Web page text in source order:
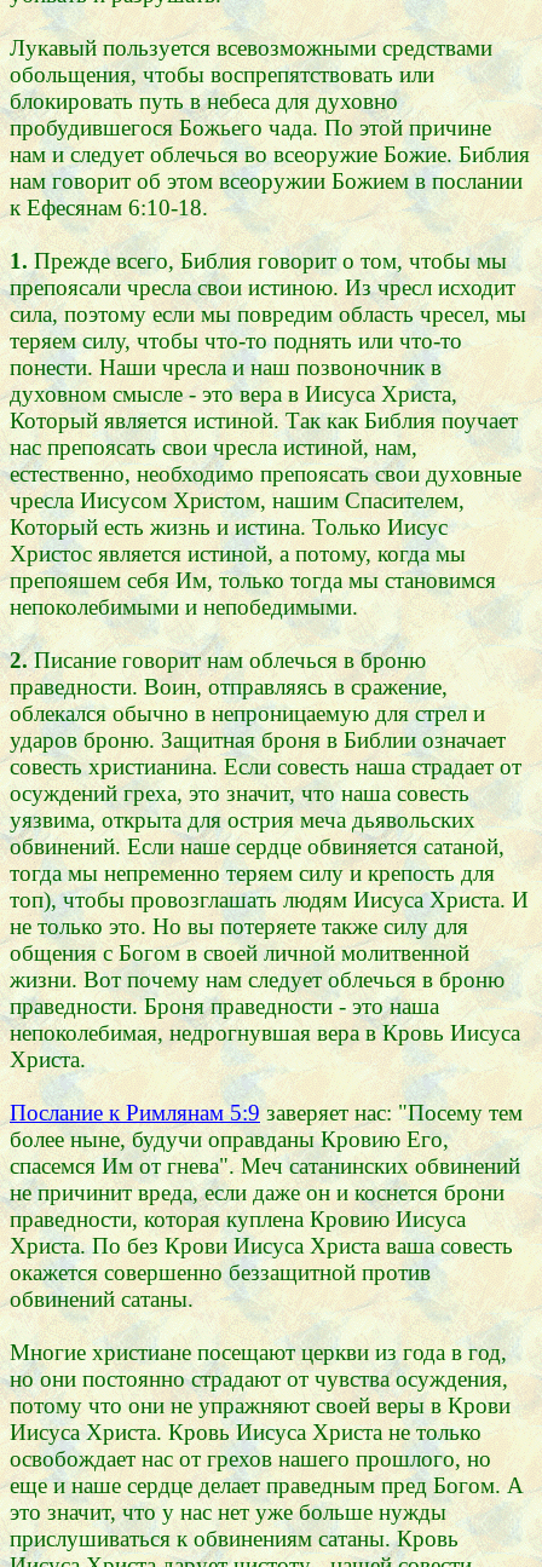
Лукавый пользуется всевозможными средствами
обольщения, чтобы воспрепятствовать или
блокировать путь в небеса для духовно
пробудившегося Божьего чада. По этой причине
нам и следует облечься во всеоружие Божие. Библия
нам говорит об этом всеоружии Божием в послании
к Ефесянам 6:10-18.
1.Прежде всего, Библия говорит о том, чтобы мы
препоясали чресла свои истиною. Из чресл исходит
сила, поэтому если мы повредим область чресел, мы
теряем силу, чтобы что-то поднять или что-то
понести. Наши чресла и наш позвоночник в
духовном смысле - это вера в Иисуса Христа,
Который является истиной. Так как Библия поучает
нас препоясать свои чресла истиной, нам,
естественно, необходимо препоясать свои духовные
чресла Иисусом Христом, нашим Спасителем,
Который есть жизнь и истина. Только Иисус
Христос является истиной, а потому, когда мы
препояшем себя Им, только тогда мы становимся
непоколебимыми и непобедимыми.
2.Писание говорит нам облечься в броню
праведности. Воин, отправляясь в сражение,
облекался обычно в непроницаемую для стрел и
ударов броню. Защитная броня в Библии означает
совесть христианина. Если совесть наша страдает от
осуждений греха, это значит, что наша совесть
уязвима, открыта для острия меча дьявольских
обвинений. Если наше сердце обвиняется сатаной,
тогда мы непременно теряем силу и крепость для
топ), чтобы провозглашать людям Иисуса Христа. И
не только это. Но вы потеряете также силу для
общения с Богом в своей личной молитвенной
жизни. Вот почему нам следует облечься в броню
праведности. Броня праведности - это наша
непоколебимая, недрогнувшая вера в Кровь Иисуса
Христа.
Послание к Римлянам 5:9заверяет нас: "Посему тем
более ныне, будучи оправданы Кровию Его,
спасемся Им от гнева". Меч сатанинских обвинений
не причинит вреда, если даже он и коснется брони
праведности, которая куплена Кровию Иисуса
Христа. По без Крови Иисуса Христа ваша совесть
окажется совершенно беззащитной против
обвинений сатаны.
Многие христиане посещают церкви из года в год,
но они постоянно страдают от чувства осуждения,
потому что они не упражняют своей веры в Крови
Иисуса Христа. Кровь Иисуса Христа не только
освобождает нас от грехов нашего прошлого, но
еще и наше сердце делает праведным пред Богом. А
это значит, что у нас нет уже больше нужды
прислушиваться к обвинениям сатаны. Кровь